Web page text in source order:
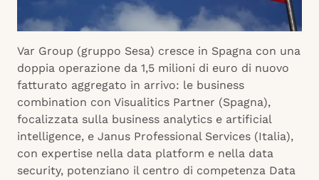
Var Group (gruppo Sesa) cresce in Spagna con una
doppia operazione da 1,5 milioni di euro di nuovo
fatturato aggregato in arrivo: le business
combination con Visualitics Partner (Spagna),
focalizzata sulla business analytics e artificial
intelligence, e Janus Professional Services (Italia),
con expertise nella data platform e nella data
security, potenziano il centro di competenza Data